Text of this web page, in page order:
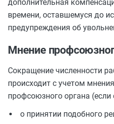
дополнительная
времени, оставшемуся до
предупреждения об
Мнение
Сокращение численности
происходит с учетом
профсоюзного органа (если
о принятии подобного